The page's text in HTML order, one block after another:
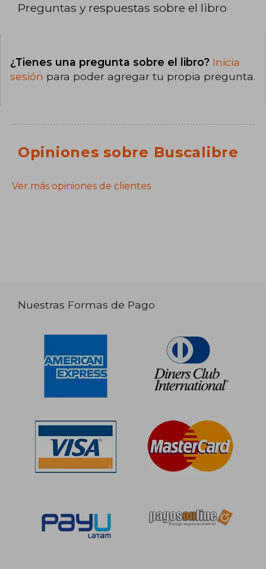
Preguntas y respuestas sobre el libro
¿Tienes una pregunta sobre el libro? Inicia
sesión para poder agregar tu propia pregunta.
Opiniones sobre Buscalibre
Ver más opiniones de clientes
Nuestras Formas de Pago